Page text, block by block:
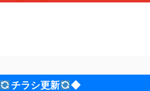
チラシ更新 ◆